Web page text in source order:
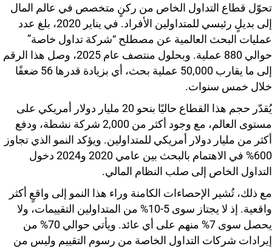
تحوّل قطاع التداول الخاص من ركنٍ متخصص في عالم المال
إلى بديلٍ رئيسي للمتداولين الأفراد. في يناير 2020، بلغ عدد
عمليات البحث العالمية عن مصطلح “شركة تداول خاصة”
حوالي 880 عملية. وبحلول منتصف عام 2025، وصل هذا الرقم
إلى ما يقارب 50,000 عملية بحث، أي بزيادة قدرها 56 ضعفًا
خلال خمس سنوات.
يُقدّر حجم هذا القطاع حاليًا بنحو 20 مليار دولار أمريكي على
مستوى العالم، مع وجود أكثر من 2,000 شركة نشطة، ودفع
أكثر من مليار دولار أمريكي للمتداولين. ويؤكد النمو الذي تجاوز
600% في الاهتمام بالبحث بين عامي 2020 و2024 دخول
التداول الخاص إلى صلب النظام المالي.
مع ذلك، تُشير الإحصاءات الكامنة وراء هذا النمو إلى واقعٍ أكثر
واقعية. إذ لا يجتاز سوى 5-10% من المتداولين التقييمات، ولا
يحصل سوى 7% منهم على أي عائد. ويأتي حوالي 70% من
إيرادات شركات التداول الخاصة من رسوم التقييم وليس من